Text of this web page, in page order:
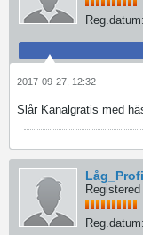
Reg.datum:
2017-09-27, 12:32
Slår Kanalgratis med
Reg.datum: